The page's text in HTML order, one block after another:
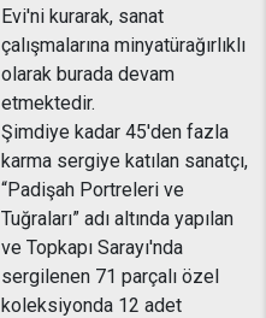
Evi'ni kurarak, sanat
çalışmalarına minyatürağırlıklı
olarak burada devam
etmektedir.
Şimdiye kadar 45'den fazla
karma sergiye katılan sanatçı,
“Padişah Portreleri ve
Tuğraları” adı altında yapılan
ve Topkapı Sarayı'nda
sergilenen 71 parçalı özel
koleksiyonda 12 adet